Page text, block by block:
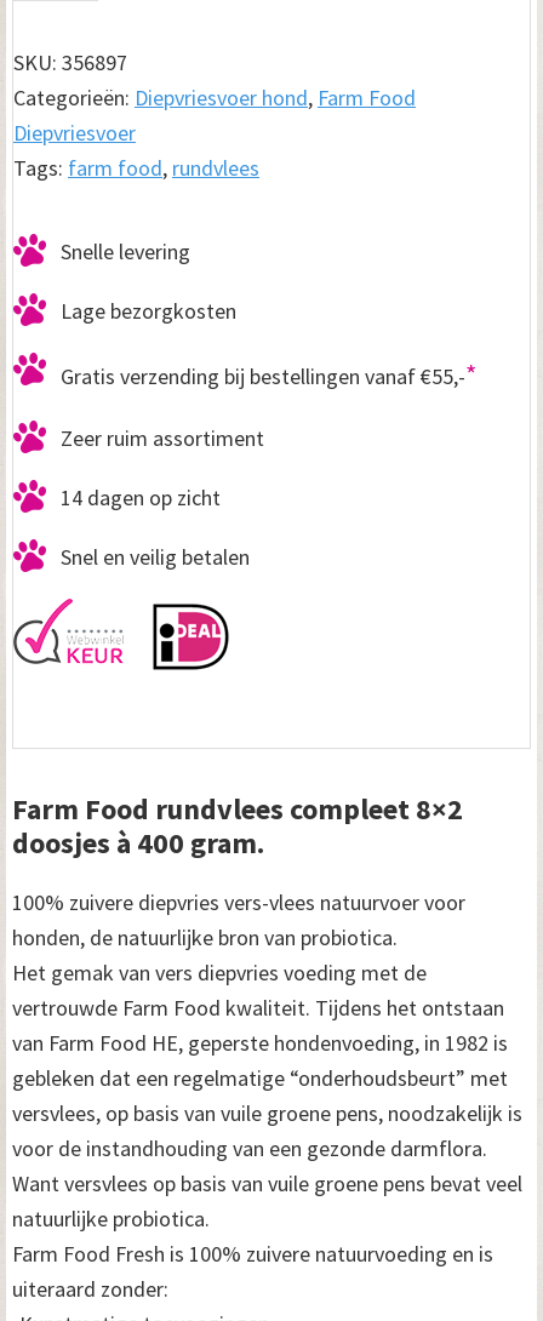
Compleet
2x
400gram
(8x)
SKU: 356897
Categorieën: Diepvriesvoer hond, Farm Food
Diepvriesvoer
Tags: farm food, rundvlees
Snelle levering
Lage bezorgkosten
Gratis verzending bij bestellingen vanaf €55,-*
Zeer ruim assortiment
14 dagen op zicht
Snel en veilig betalen
Farm Food rundvlees compleet 8×2
doosjes à 400 gram.
100% zuivere diepvries vers-vlees natuurvoer voor
honden, de natuurlijke bron van probiotica.
Het gemak van vers diepvries voeding met de
vertrouwde Farm Food kwaliteit. Tijdens het ontstaan
van Farm Food HE, geperste hondenvoeding, in 1982 is
gebleken dat een regelmatige “onderhoudsbeurt” met
versvlees, op basis van vuile groene pens, noodzakelijk is
voor de instandhouding van een gezonde darmflora.
Want versvlees op basis van vuile groene pens bevat veel
natuurlijke probiotica.
Farm Food Fresh is 100% zuivere natuurvoeding en is
uiteraard zonder: